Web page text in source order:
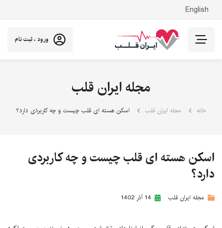
English
ورود ، ثبت نام
مجله ایران قلب
خانه مجله ایران قلب اسکن هسته ای قلب چیست و چه کاربردی دارد؟
اسکن هسته ای قلب چیست و چه کاربردی
دارد؟
مجله ایران قلب 14 آذر 1402